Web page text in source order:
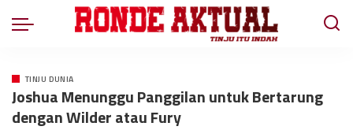
TINJU DUNIA
Joshua Menunggu Panggilan untuk Bertarung
dengan Wilder atau Fury